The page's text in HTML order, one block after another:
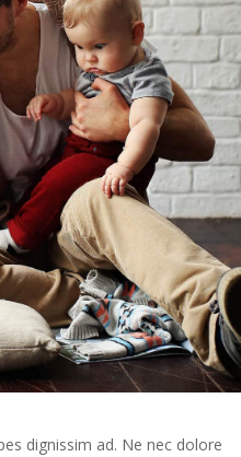
dignissim ad. Ne nec dolore